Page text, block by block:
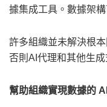
據集成工具。數據架
許多組織並未解決根
否則AI代理和其他生
幫助組織實現數據的